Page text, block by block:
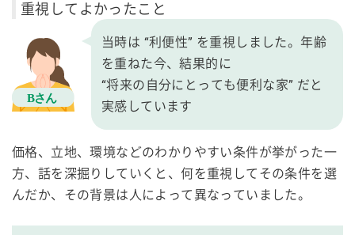
重視してよかったこと
当時は “利便性” を重視しました。年齢
を重ねた今、結果的に
“将来の自分にとっても便利な家” だと
実感しています
価格、立地、環境などのわかりやすい条件が挙がった一
方、話を深掘りしていくと、何を重視してその条件を選
んだか、その背景は人によって異なっていました。